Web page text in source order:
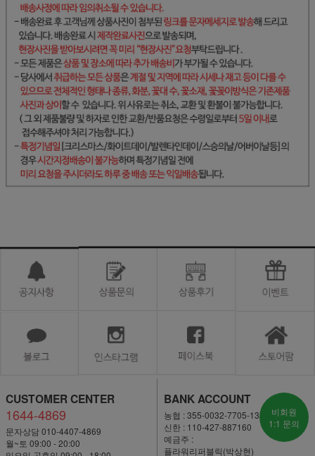
CUSTOMER CENTER
1644-4869
문자상담 010-4407-4869
월~토 09:00 - 20:00
BANK ACCOUNT
농협 : 355-0032-7705-13
신한 : 110-427-887160
예금주 :
플라워리퍼블릭(박상현)
비회원
1:1 문의